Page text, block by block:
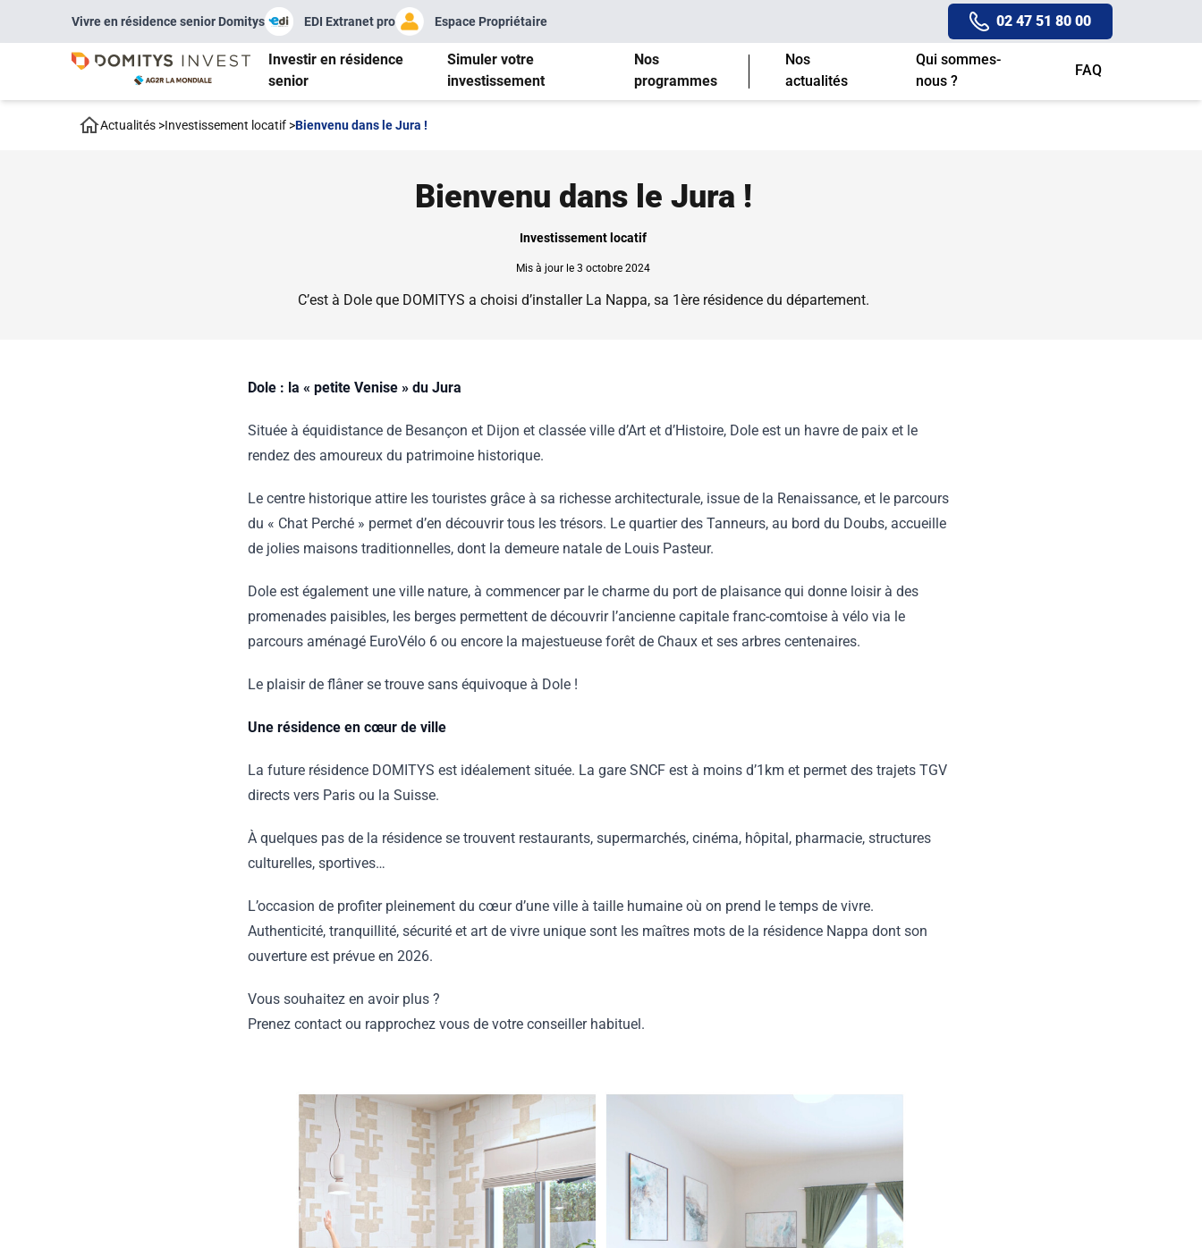
Vivre en résidence senior Domitys EDI Extranet pro Espace Propriétaire 02 47 51 80 00
Investir en résidence
senior
Simuler votre
investissement
Nos
programmes
Nos
actualités
Qui sommes-
nous ?
FAQ
Actualités >Investissement locatif >Bienvenu dans le Jura !
Bienvenu dans le Jura !
Investissement locatif
Mis à jour le 3 octobre 2024
C’est à Dole que DOMITYS a choisi d’installer La Nappa, sa 1ère résidence du département.
Dole : la « petite Venise » du Jura
Située à équidistance de Besançon et Dijon et classée ville d’Art et d’Histoire, Dole est un havre de paix et le
rendez des amoureux du patrimoine historique.
Le centre historique attire les touristes grâce à sa richesse architecturale, issue de la Renaissance, et le parcours
du « Chat Perché » permet d’en découvrir tous les trésors. Le quartier des Tanneurs, au bord du Doubs, accueille
de jolies maisons traditionnelles, dont la demeure natale de Louis Pasteur.
Dole est également une ville nature, à commencer par le charme du port de plaisance qui donne loisir à des
promenades paisibles, les berges permettent de découvrir l’ancienne capitale franc-comtoise à vélo via le
parcours aménagé EuroVélo 6 ou encore la majestueuse forêt de Chaux et ses arbres centenaires.
Le plaisir de flâner se trouve sans équivoque à Dole !
Une résidence en cœur de ville
La future résidence DOMITYS est idéalement située. La gare SNCF est à moins d’1km et permet des trajets TGV
directs vers Paris ou la Suisse.
À quelques pas de la résidence se trouvent restaurants, supermarchés, cinéma, hôpital, pharmacie, structures
culturelles, sportives…
L’occasion de profiter pleinement du cœur d’une ville à taille humaine où on prend le temps de vivre.
Authenticité, tranquillité, sécurité et art de vivre unique sont les maîtres mots de la résidence Nappa dont son
ouverture est prévue en 2026.
Vous souhaitez en avoir plus ?
Prenez contact ou rapprochez vous de votre conseiller habituel.